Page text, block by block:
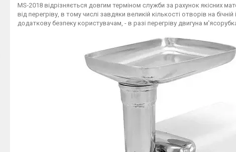
MS-2018 відрізняється довгим терміном служби за рахунок якісних
від перегріву, в тому числі завдяки великій кількості отворів на
додаткову безпеку користувачам, - в разі перегріву двигуна